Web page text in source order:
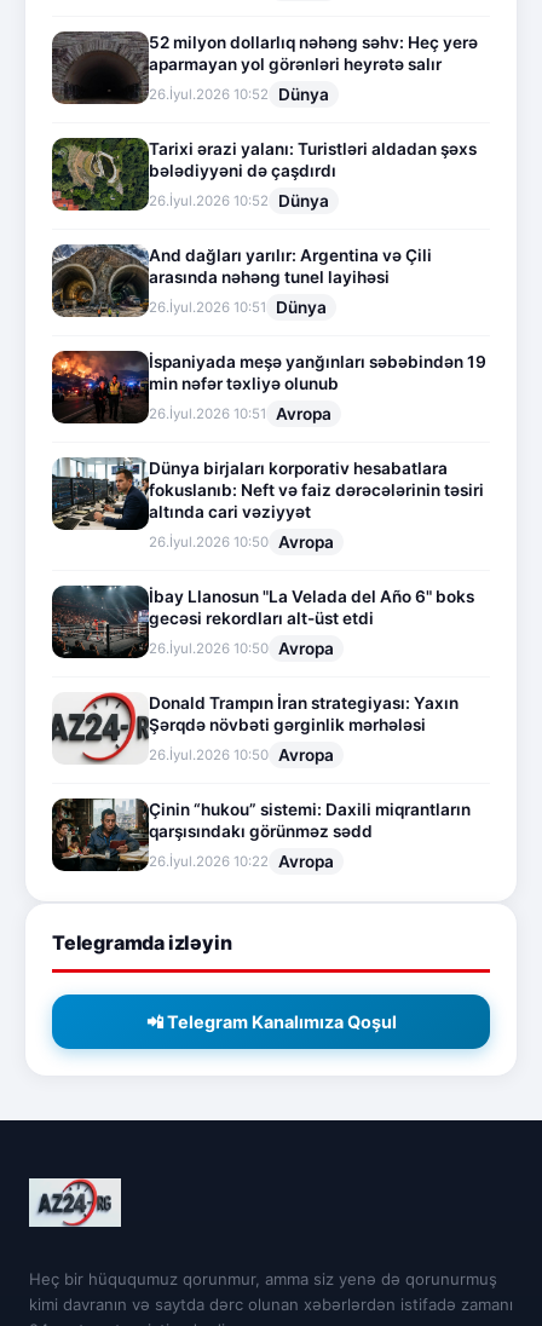
52 milyon dollarlıq nəhəng səhv: Heç yerə
aparmayan yol görənləri heyrətə salır
26.İyul.2026 10:52 Dünya
Tarixi ərazi yalanı: Turistləri aldadan şəxs
bələdiyyəni də çaşdırdı
26.İyul.2026 10:52 Dünya
And dağları yarılır: Argentina və Çili
arasında nəhəng tunel layihəsi
26.İyul.2026 10:51 Dünya
İspaniyada meşə yanğınları səbəbindən 19
min nəfər təxliyə olunub
26.İyul.2026 10:51 Avropa
Dünya birjaları korporativ hesabatlara
fokuslanıb: Neft və faiz dərəcələrinin təsiri
altında cari vəziyyət
26.İyul.2026 10:50 Avropa
İbay Llanosun "La Velada del Año 6" boks
gecəsi rekordları alt-üst etdi
26.İyul.2026 10:50 Avropa
Donald Trampın İran strategiyası: Yaxın
Şərqdə növbəti gərginlik mərhələsi
26.İyul.2026 10:50 Avropa
Çinin “hukou” sistemi: Daxili miqrantların
qarşısındakı görünməz sədd
26.İyul.2026 10:22 Avropa
Telegramda izləyin
📲 Telegram Kanalımıza Qoşul
Heç bir hüququmuz qorunmur, amma siz yenə də qorunurmuş
kimi davranın və saytda dərc olunan xəbərlərdən istifadə zamanı